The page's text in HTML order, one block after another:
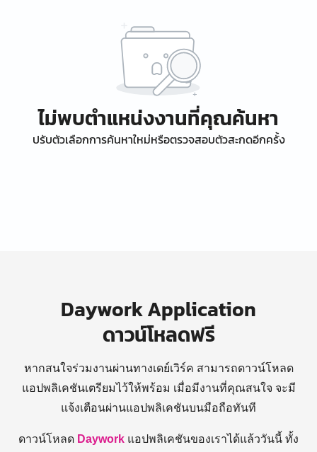
ไม่พบตำแหน่งงานที่คุณค้นหา
ปรับตัวเลือกการค้นหาใหม่หรือตรวจสอบตัวสะกดอีกครั้ง
Daywork Application
ดาวน์โหลดฟรี
หากสนใจร่วมงานผ่านทางเดย์เวิร์ค สามารถดาวน์โหลด
แอปพลิเคชันเตรียมไว้ให้พร้อม เมื่อมีงานที่คุณสนใจ จะมี
แจ้งเตือนผ่านแอปพลิเคชันบนมือถือทันที
ดาวน์โหลด Daywork แอปพลิเคชันของเราได้แล้ววันนี้ ทั้ง